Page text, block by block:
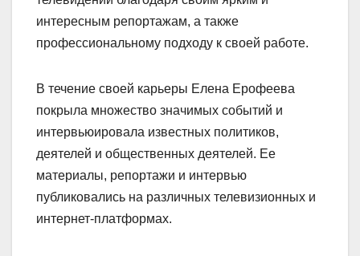
интересным репортажам, а также
профессиональному подходу к своей работе.
В течение своей карьеры Елена Ерофеева
покрыла множество значимых событий и
интервьюировала известных политиков,
деятелей и общественных деятелей. Ее
материалы, репортажи и интервью
публиковались на различных телевизионных и
интернет-платформах.